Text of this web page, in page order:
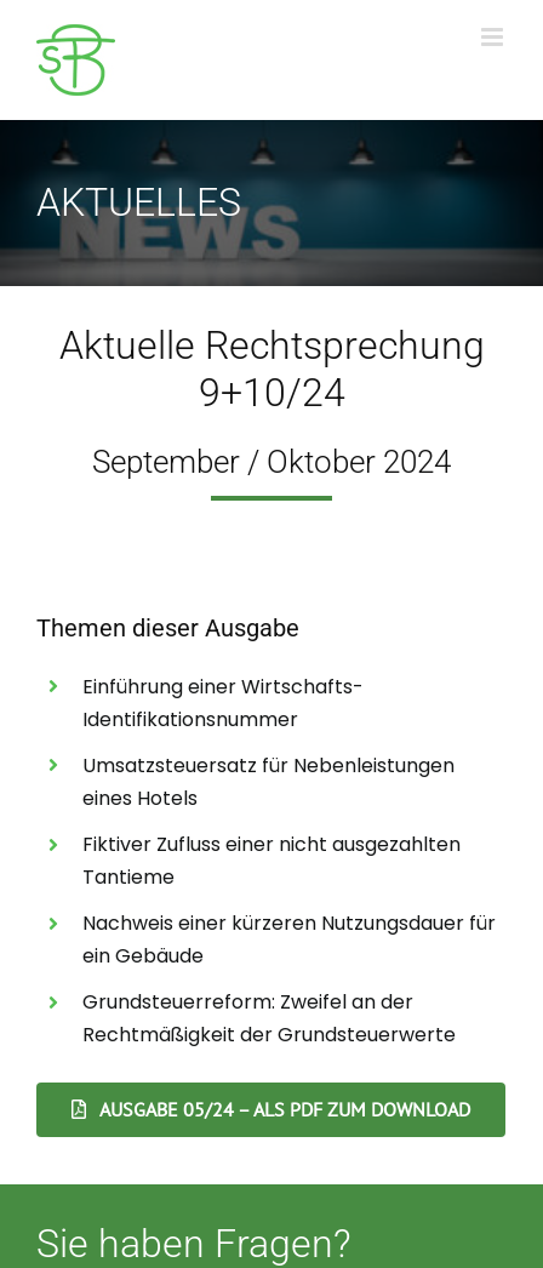
Inhalt
springen
AKTUELLES
Aktuelle Rechtsprechung
9+10/24
September / Oktober 2024
Themen dieser Ausgabe
Einführung einer Wirtschafts-
Identifikationsnummer
Umsatzsteuersatz für Nebenleistungen
eines Hotels
Fiktiver Zufluss einer nicht ausgezahlten
Tantieme
Nachweis einer kürzeren Nutzungsdauer für
ein Gebäude
Grundsteuerreform: Zweifel an der
Rechtmäßigkeit der Grundsteuerwerte
AUSGABE 05/24 – ALS PDF ZUM DOWNLOAD
Sie haben Fragen?